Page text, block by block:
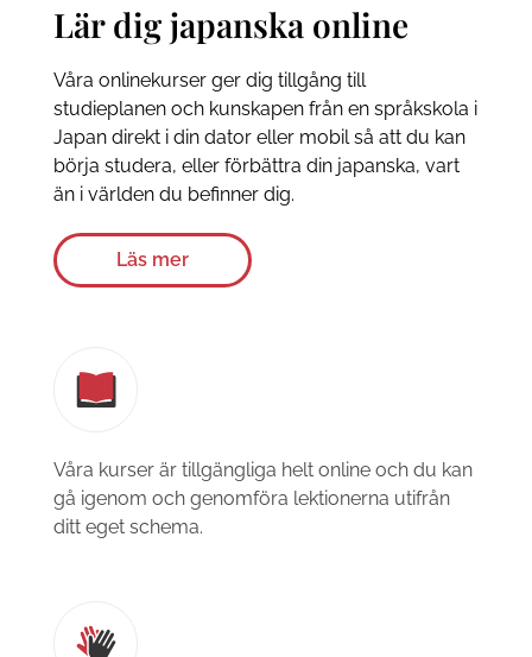
Lär dig japanska online
Våra onlinekurser ger dig tillgång till
studieplanen och kunskapen från en språkskola i
Japan direkt i din dator eller mobil så att du kan
börja studera, eller förbättra din japanska, vart
än i världen du befinner dig.
Läs mer
Våra kurser är tillgängliga helt online och du kan
gå igenom och genomföra lektionerna utifrån
ditt eget schema.